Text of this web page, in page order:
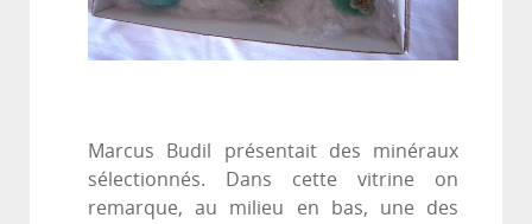
Marcus Budil présentait des minéraux
sélectionnés. Dans cette vitrine on
remarque, au milieu en bas, une des